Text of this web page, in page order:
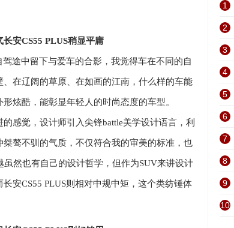
长安CS55 PLUS稍显平庸
途中留下与爱车的合影，我觉得车在不同的自
在辽阔的草原、在如画的江南，什么样的车能
炫酷，能彰显年轻人的时尚态度的车型。
感觉，设计师引入 尖锋battle美学设计语言，利
骜不驯的气质，不仅符合我的审美的标准，也
然也有自己的设计哲学，但作为SUV来讲设计
长安CS55 PLUS则相对中规中矩，这个类纺锤体
1
2
3
4
5
6
7
8
9
10